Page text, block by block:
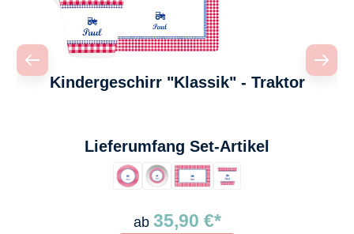
Kindergeschirr "Klassik" - Traktor
Lieferumfang Set-Artikel
ab 35,90 €*